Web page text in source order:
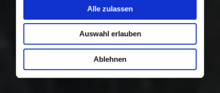
Alle zulassen
Auswahl erlauben
Ablehnen